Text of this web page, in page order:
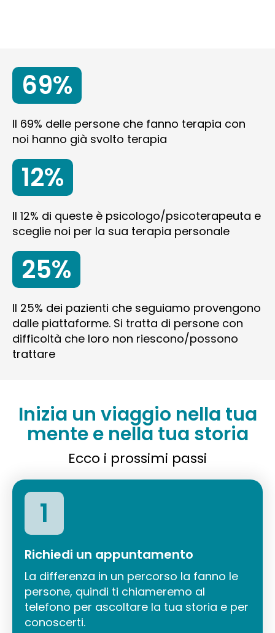
69%
Il 69% delle persone che fanno terapia con
noi hanno già svolto terapia
12%
Il 12% di queste è psicologo/psicoterapeuta e
sceglie noi per la sua terapia personale
25%
Il 25% dei pazienti che seguiamo provengono
dalle piattaforme. Si tratta di persone con
difficoltà che loro non riescono/possono
trattare
Inizia un viaggio nella tua
mente e nella tua storia
Ecco i prossimi passi
1
Richiedi un appuntamento
La differenza in un percorso la fanno le
persone, quindi ti chiameremo al
telefono per ascoltare la tua storia e per
conoscerti.